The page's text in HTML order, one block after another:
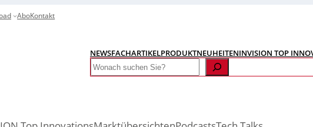
AboKontakt
NEWSFACHARTIKELPRODUKTNEUHEITENINVISION TOP
Search